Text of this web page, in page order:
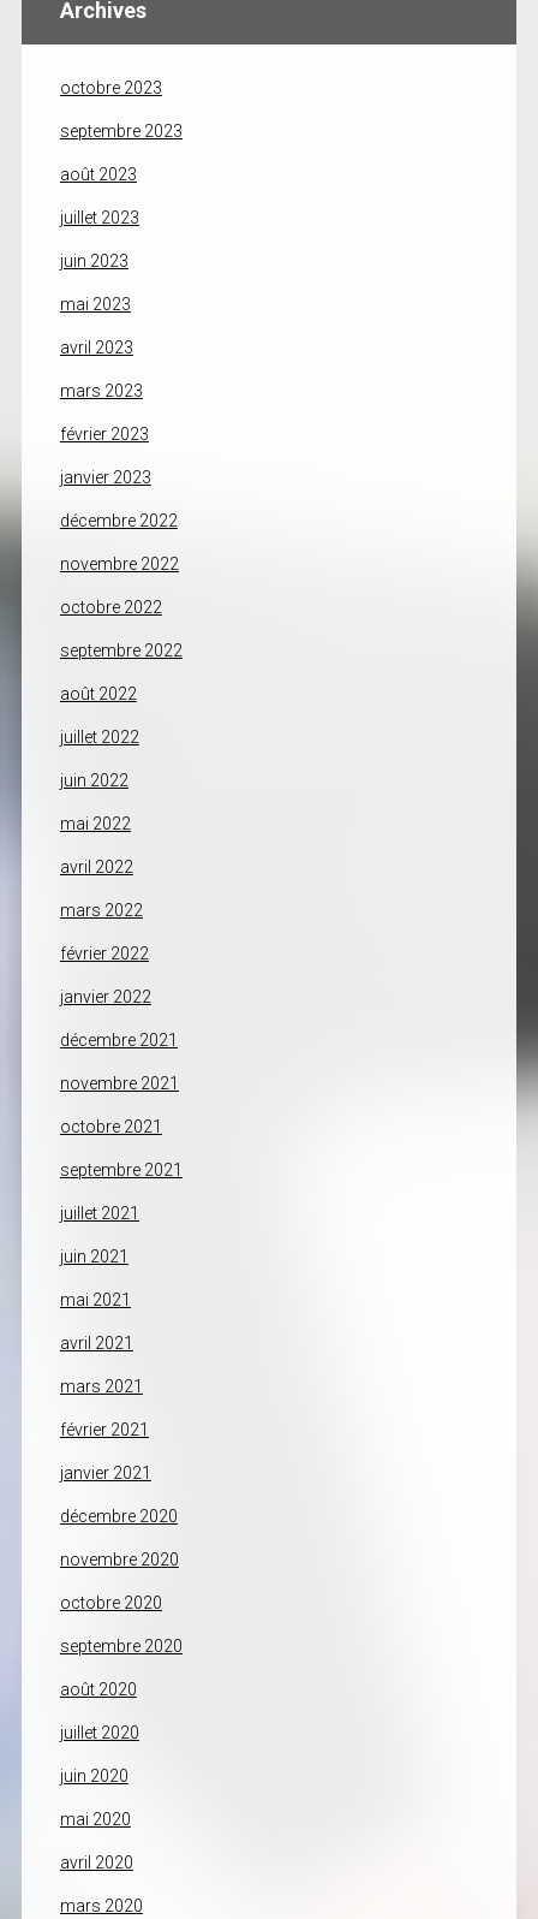
Archives
octobre 2023
septembre 2023
août 2023
juillet 2023
juin 2023
mai 2023
avril 2023
mars 2023
février 2023
janvier 2023
décembre 2022
novembre 2022
octobre 2022
septembre 2022
août 2022
juillet 2022
juin 2022
mai 2022
avril 2022
mars 2022
février 2022
janvier 2022
décembre 2021
novembre 2021
octobre 2021
septembre 2021
juillet 2021
juin 2021
mai 2021
avril 2021
mars 2021
février 2021
janvier 2021
décembre 2020
novembre 2020
octobre 2020
septembre 2020
août 2020
juillet 2020
juin 2020
mai 2020
avril 2020
mars 2020